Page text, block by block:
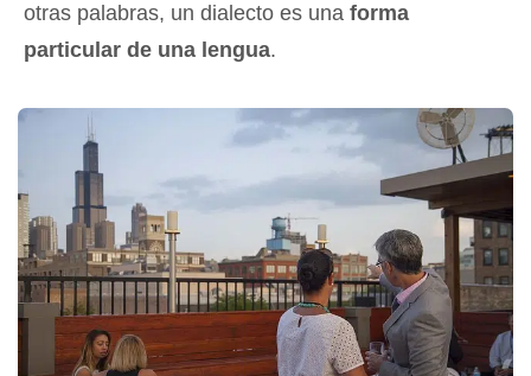
otras palabras, un dialecto es una forma
particular de una lengua.